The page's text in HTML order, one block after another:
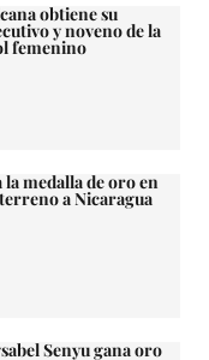
obtiene su
y noveno de la
femenino
medalla de oro en
a Nicaragua
Senyu gana oro